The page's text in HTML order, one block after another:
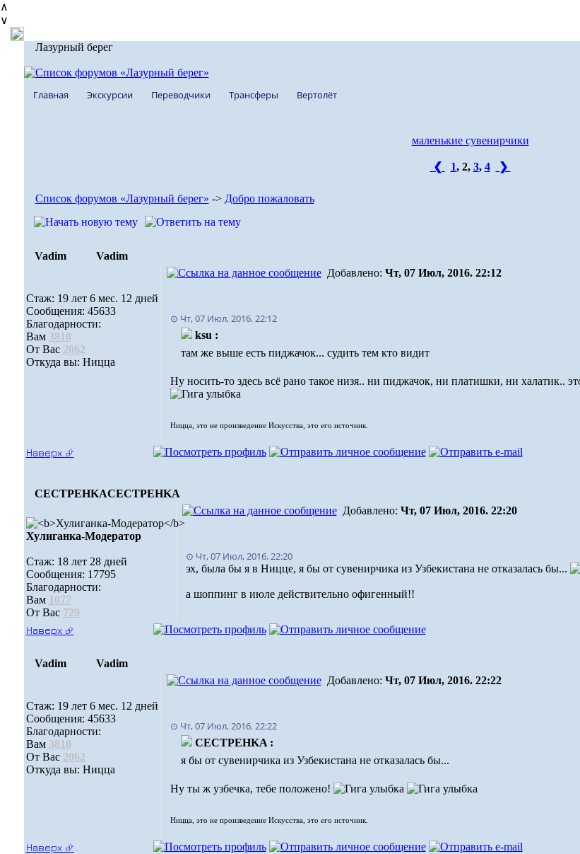
∧
∨
Лазурный берег
Главная Экскурсии Переводчики Трансферы Вертолёт
маленькие сувенирчики
❮ 1, 2, 3, 4 ❯
Список форумов «Лазурный берег» -> Добро пожаловать
Vadim Vadim
Стаж: 19 лет 6 мес. 12 дней
Сообщения: 45633
Благодарности:
Вам 3810
От Вас 2062
Откуда вы: Ницца
Добавлено: Чт, 07 Июл, 2016. 22:12
⊙ Чт, 07 Июл, 2016. 22:12
ksu :
там же выше есть пиджачок... судить тем кто видит
Ну носить-то здесь всё рано такое низя.. ни пиджачок, ни платишки, ни халатик..
Ницца, это не произведение Искусства, это его источник.
Наверх ⮵
CECTPEHKACECTPEHKA
Хулиганка-Модератор
Стаж: 18 лет 28 дней
Сообщения: 17795
Благодарности:
Вам 1077
От Вас 729
Добавлено: Чт, 07 Июл, 2016. 22:20
⊙ Чт, 07 Июл, 2016. 22:20
эх, была бы я в Ницце, я бы от сувенирчика из Узбекистана не отказалась бы...
а шоппинг в июле действительно офигенный!!
Наверх ⮵
Vadim Vadim
Стаж: 19 лет 6 мес. 12 дней
Сообщения: 45633
Благодарности:
Вам 3810
От Вас 2062
Откуда вы: Ницца
Добавлено: Чт, 07 Июл, 2016. 22:22
⊙ Чт, 07 Июл, 2016. 22:22
CECTPEHKA :
я бы от сувенирчика из Узбекистана не отказалась бы...
Ну ты ж узбечка, тебе положено!
Ницца, это не произведение Искусства, это его источник.
Наверх ⮵